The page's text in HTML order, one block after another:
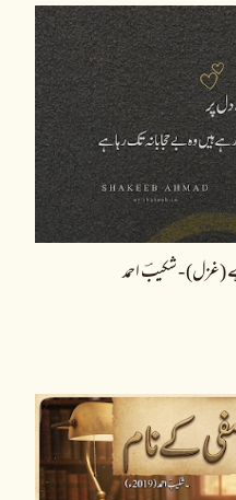
(غزل) - شکیبؔ احمد